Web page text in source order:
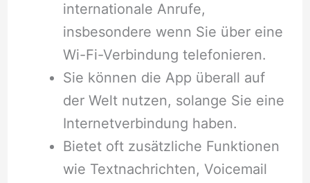
internationale Anrufe,
insbesondere wenn Sie über eine
Wi-Fi-Verbindung telefonieren.
Sie können die App überall auf
der Welt nutzen, solange Sie eine
Internetverbindung haben.
Bietet oft zusätzliche Funktionen
wie Textnachrichten, Voicemail